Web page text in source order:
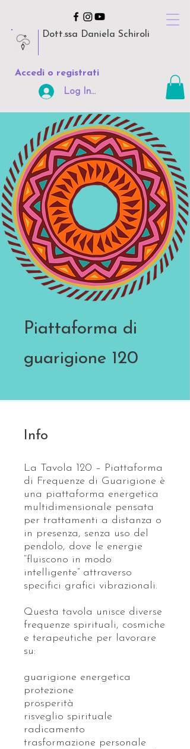
Dott.ssa Daniela Schiroli
Accedi o registrati
Log In Area Riservata
Piattaforma di
guarigione 120
Info
La Tavola 120 – Piattaforma
di Frequenze di Guarigione è
una piattaforma energetica
multidimensionale pensata
per trattamenti a distanza o
in presenza, senza uso del
pendolo, dove le energie
“fluiscono in modo
intelligente” attraverso
specifici grafici vibrazionali.
Questa tavola unisce diverse
frequenze spirituali, cosmiche
e terapeutiche per lavorare
su:
guarigione energetica
protezione
prosperità
risveglio spirituale
radicamento
trasformazione personale